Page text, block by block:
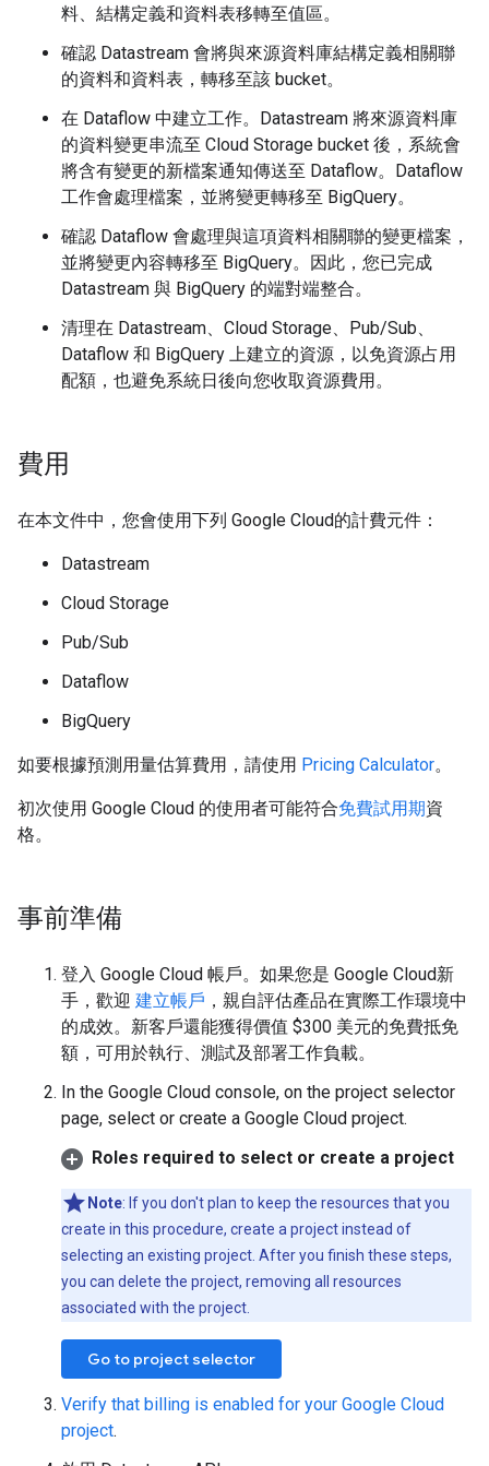
料、結構定義和資料表移轉至值區。
確認 Datastream 會將與來源資料庫結構定義相關聯
的資料和資料表，轉移至該 bucket。
在 Dataflow 中建立工作。Datastream 將來源資料庫
的資料變更串流至 Cloud Storage bucket 後，系統會
將含有變更的新檔案通知傳送至 Dataflow。Dataflow
工作會處理檔案，並將變更轉移至 BigQuery。
確認 Dataflow 會處理與這項資料相關聯的變更檔案，
並將變更內容轉移至 BigQuery。因此，您已完成
Datastream 與 BigQuery 的端對端整合。
清理在 Datastream、Cloud Storage、Pub/Sub、
Dataflow 和 BigQuery 上建立的資源，以免資源占用
配額，也避免系統日後向您收取資源費用。
費用
在本文件中，您會使用下列 Google Cloud的計費元件：
Datastream
Cloud Storage
Pub/Sub
Dataflow
BigQuery
如要根據預測用量估算費用，請使用 Pricing Calculator。
初次使用 Google Cloud 的使用者可能符合免費試用期資
格。
事前準備
登入 Google Cloud 帳戶。如果您是 Google Cloud新
手，歡迎 建立帳戶 ，親自評估產品在實際工作環境中
的成效。新客戶還能獲得價值 $300 美元的免費抵免
額，可用於執行、測試及部署工作負載。
In the Google Cloud console, on the project selector
page, select or create a Google Cloud project.
Roles required to select or create a project
Note: If you don't plan to keep the resources that you
create in this procedure, create a project instead of
selecting an existing project. After you finish these steps,
you can delete the project, removing all resources
associated with the project.
Go to project selector
Verify that billing is enabled for your Google Cloud
project.